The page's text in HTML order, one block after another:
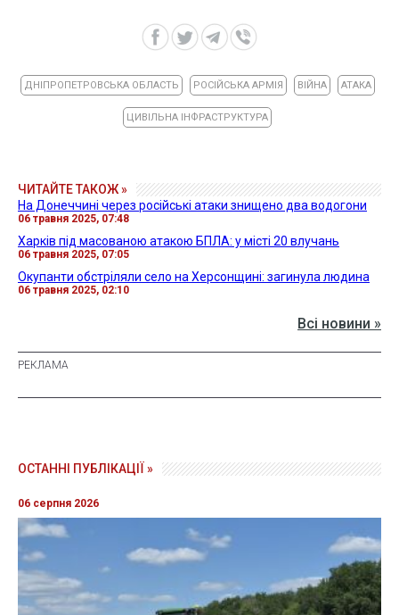
ДНІПРОПЕТРОВСЬКА ОБЛАСТЬ РОСІЙСЬКА АРМІЯ ВІЙНА АТАКА
ЦИВІЛЬНА ІНФРАСТРУКТУРА
ЧИТАЙТЕ ТАКОЖ »
На Донеччині через російські атаки знищено два водогони
06 травня 2025, 07:48
Харків під масованою атакою БПЛА: у місті 20 влучань
06 травня 2025, 07:05
Окупанти обстріляли село на Херсонщині: загинула людина
06 травня 2025, 02:10
Всі новини »
ОСТАННІ ПУБЛІКАЦІЇ »
06 серпня 2026